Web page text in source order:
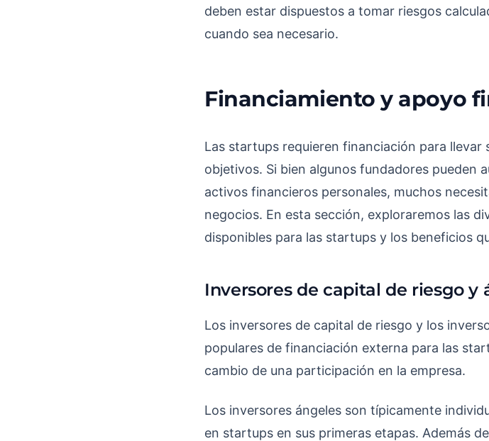
deben estar dispuestos a tomar riesgos
cuando sea necesario.
Financiamiento y apoyo
Las startups requieren financiación para llevar
objetivos. Si bien algunos fundadores pueden
activos financieros personales, muchos
negocios. En esta sección, exploraremos las
disponibles para las startups y los beneficios
Inversores de capital de riesgo y
Los inversores de capital de riesgo y los
populares de financiación externa para las
cambio de una participación en la empresa.
Los inversores ángeles son típicamente
en startups en sus primeras etapas. Además